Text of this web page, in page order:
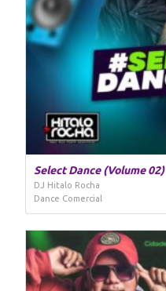
Select Dance (Volume 02)
DJ Hitalo Rocha
Dance Comercial